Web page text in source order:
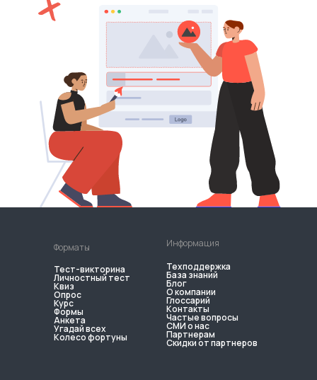
Форматы Информация
Тест-викторина
Личностный тест
Квиз
Опрос
Курс
Формы
Анкета
Угадай всех
Колесо фортуны
Техподдержка
База знаний
Блог
О компании
Глоссарий
Контакты
Частые вопросы
СМИ о нас
Партнерам
Скидки от партнеров